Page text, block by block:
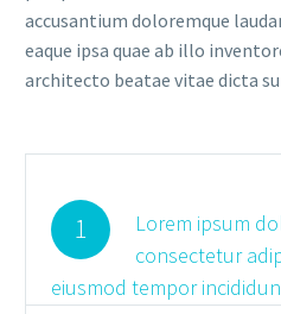
accusantium doloremque
eaque ipsa quae ab illo
architecto beatae vitae dicta
1
Lorem ipsum
consectetur
eiusmod tempor